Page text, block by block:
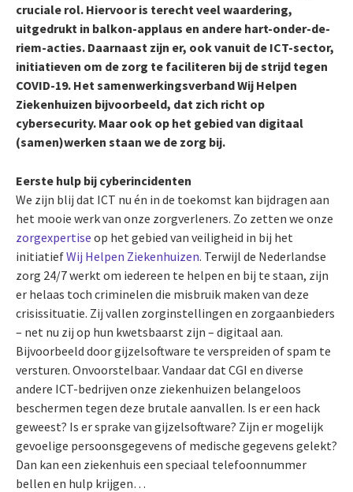
cruciale rol. Hiervoor is terecht veel waardering,
uitgedrukt in balkon-applaus en andere hart-onder-de-
riem-acties. Daarnaast zijn er, ook vanuit de ICT-sector,
initiatieven om de zorg te faciliteren bij de strijd tegen
COVID-19. Het samenwerkingsverband Wij Helpen
Ziekenhuizen bijvoorbeeld, dat zich richt op
cybersecurity. Maar ook op het gebied van digitaal
(samen)werken staan we de zorg bij.
Eerste hulp bij cyberincidenten
We zijn blij dat ICT nu én in de toekomst kan bijdragen aan
het mooie werk van onze zorgverleners. Zo zetten we onze
zorgexpertise op het gebied van veiligheid in bij het
initiatiefWij Helpen Ziekenhuizen. Terwijl de Nederlandse
zorg 24/7 werkt om iedereen te helpen en bij te staan, zijn
er helaas toch criminelen die misbruik maken van deze
crisissituatie. Zij vallen zorginstellingen en zorgaanbieders
– net nu zij op hun kwetsbaarst zijn – digitaal aan.
Bijvoorbeeld door gijzelsoftware te verspreiden of spam te
versturen. Onvoorstelbaar. Vandaar dat CGI en diverse
andere ICT-bedrijven onze ziekenhuizen belangeloos
beschermen tegen deze brutale aanvallen. Is er een hack
geweest? Is er sprake van gijzelsoftware? Zijn er mogelijk
gevoelige persoonsgegevens of medische gegevens gelekt?
Dan kan een ziekenhuis een speciaal telefoonnummer
bellen en hulp krijgen…